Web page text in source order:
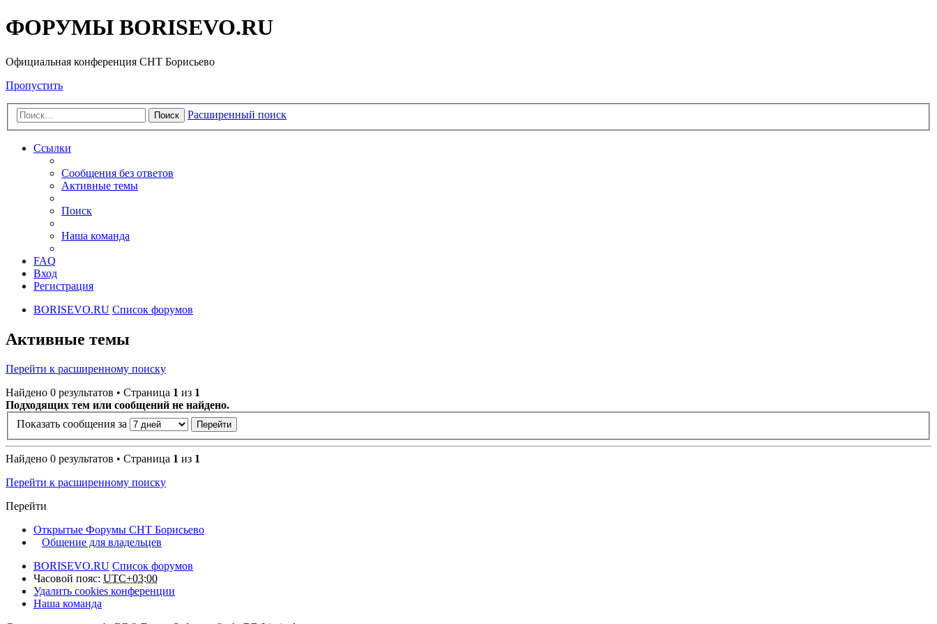
ФОРУМЫ BORISEVO.RU
Официальная конференция СНТ Борисьево
Пропустить
Поиск Расширенный поиск
Ссылки
Сообщения без ответов
Активные темы
Поиск
Наша команда
FAQ
Вход
Регистрация
BORISEVO.RU Список форумов
Активные темы
Перейти к расширенному поиску
Найдено 0 результатов • Страница 1 из 1
Подходящих тем или сообщений не найдено.
Показать сообщения за
Найдено 0 результатов • Страница 1 из 1
Перейти к расширенному поиску
Перейти
Открытые Форумы СНТ Борисьево
Общение для владельцев
BORISEVO.RU Список форумов
Часовой пояс: UTC+03:00
Удалить cookies конференции
Наша команда